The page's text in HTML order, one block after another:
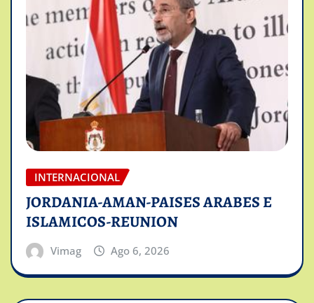
INTERNACIONAL
JORDANIA-AMAN-PAISES ARABES E
ISLAMICOS-REUNION
Vimag Ago 6, 2026